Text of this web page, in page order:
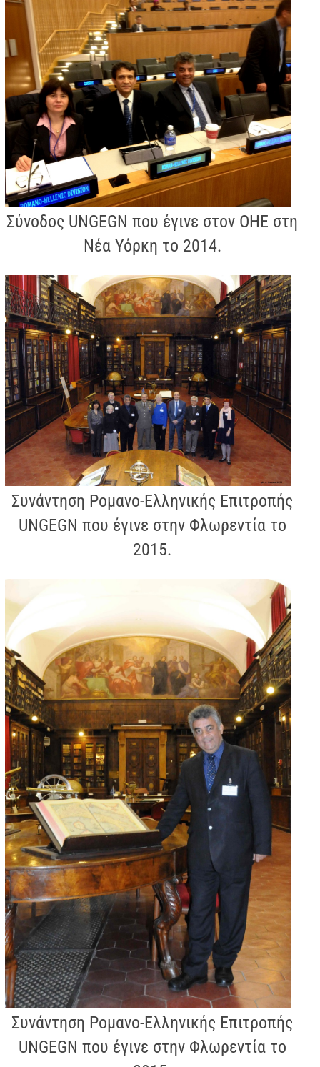
Σύνοδος UNGEGN που έγινε στον ΟΗΕ στη
Νέα Υόρκη το 2014.
Συνάντηση Ρομανο-Ελληνικής Επιτροπής
UNGEGN που έγινε στην Φλωρεντία το
2015.
Συνάντηση Ρομανο-Ελληνικής Επιτροπής
UNGEGN που έγινε στην Φλωρεντία το